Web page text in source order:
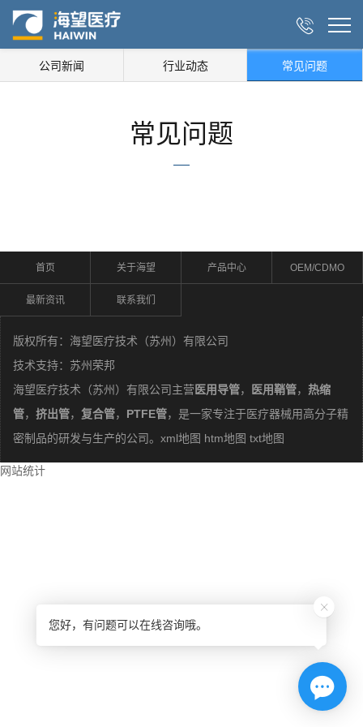

公司新闻 行业动态 常见问题
常见问题
首页 关于海望 产品中心 OEM/CDMO
最新资讯 联系我们
版权所有：海望医疗技术（苏州）有限公司
技术支持： 苏州荣邦
海望医疗技术（苏州）有限公司主营 医用导管， 医用鞘管， 热缩
管， 挤出管， 复合管， PTFE管，是一家专注于医疗器械用高分子精
密制品的研发与生产的公司。 xml地图 htm地图 txt地图
网站统计
您好，有问题可以在线咨询哦。